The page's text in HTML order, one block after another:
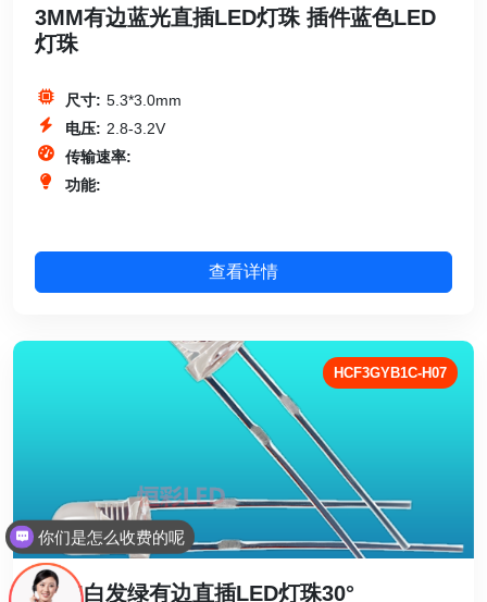
3MM有边蓝光直插LED灯珠 插件蓝色LED
灯珠
尺寸: 5.3*3.0mm
电压: 2.8-3.2V
传输速率:
功能:
查看详情
HCF3GYB1C-H07
3MM白发绿有边直插LED灯珠30°
现在有优惠活动吗